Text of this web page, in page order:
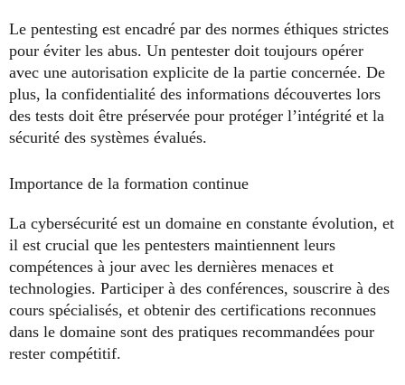
Le pentesting est encadré par des normes éthiques strictes
pour éviter les abus. Un pentester doit toujours opérer
avec une autorisation explicite de la partie concernée. De
plus, la confidentialité des informations découvertes lors
des tests doit être préservée pour protéger l’intégrité et la
sécurité des systèmes évalués.
Importance de la formation continue
La cybersécurité est un domaine en constante évolution, et
il est crucial que les pentesters maintiennent leurs
compétences à jour avec les dernières menaces et
technologies. Participer à des conférences, souscrire à des
cours spécialisés, et obtenir des certifications reconnues
dans le domaine sont des pratiques recommandées pour
rester compétitif.